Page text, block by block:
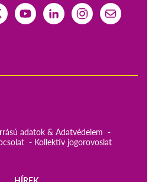
adatok & Adatvédelem
Kollektív jogorovoslat